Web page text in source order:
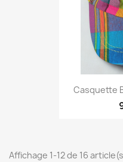
Casquette
Affichage 1-12 de 16